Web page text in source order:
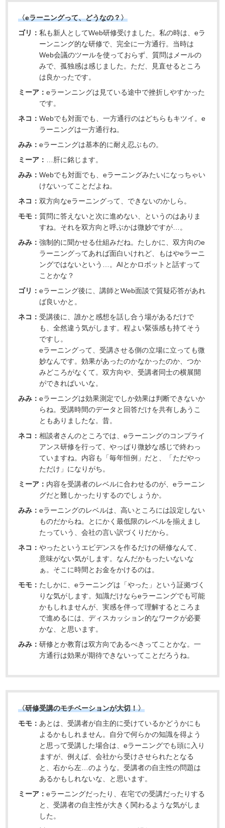
〈eラーニングって、どうなの？〉
ゴリ：私も新人としてWeb研修受けました。私の時は、eラ
ーンニング的な研修で、完全に一方通行。当時は
Web会議のツールを使っておらず、質問はメールの
みで、孤独感は感じました。ただ、見直せるところ
は良かったです。
ミーア：eラーンニングは見ている途中で挫折しやすかった
です。
ネコ：Webでも対面でも、一方通行のはどちらもキツイ。e
ラーニングは一方通行ね。
みみ：eラーニングは基本的に耐え忍ぶもの。
ミーア：
…肝に銘じます。
みみ：Webでも対面でも、eラーニングみたいになっちゃい
けないってことだよね。
ネコ：双方向なeラーニングって、できないのかしら。
モモ：質問に答えないと次に進めない、というのはありま
すね。それを双方向と呼ぶかは微妙ですが…。
みみ：強制的に聞かせる仕組みだね。たしかに、双方向のe
ラーニングってあれば面白いけれど、もはやeラーニ
ングではないという…。AIとかロボットと話すって
ことかな？
ゴリ：eラーニング後に、講師とWeb面談で質疑応答があれ
ば良いかと。
ネコ：受講後に、誰かと感想を話し合う場があるだけで
も、全然違う気がします。程よい緊張感も持てそう
ですし。
eラーニングって、受講させる側の立場に立っても微
妙なんです。効果があったのかなかったのか、つか
みどころがなくて。双方向や、受講者同士の横展開
ができればいいな。
みみ：eラーニングは効果測定でしか効果は判断できないか
らね。受講時間のデータと回答だけを共有しあうこ
ともありましたな。昔。
ネコ：相談者さんのところでは、eラーニングのコンプライ
アンス研修を行って、やっぱり微妙な感じで終わっ
ていますね。内容も「毎年恒例」だと、「ただやっ
ただけ」になりがち。
ミーア： 内容を受講者のレベルに合わせるのが、eラーニン
グだと難しかったりするのでしょうか。
みみ：eラーニングのレベルは、高いところには設定しない
ものだからね。とにかく最低限のレベルを揃えまし
たっていう、会社の言い訳づくりだから。
ネコ：やったというエビデンスを作るだけの研修なんて、
意味がない気がします。なんだかもったいないな
ぁ。そこに時間とお金をかけるのは。
モモ： たしかに、eラーニングは「やった」という証拠づく
りな気がします。知識だけならeラーニングでも可能
かもしれませんが、実感を伴って理解するところま
で進めるには、ディスカッション的なワークが必要
かな、と思います。
みみ：研修とか教育は双方向であるべきってことかな。一
方通行は効果が期待できないってことだろうね。
〈研修受講のモチベーションが大切！〉
モモ： あとは、受講者が自主的に受けているかどうかにも
よるかもしれません。自分で何らかの知識を得よう
と思って受講した場合は、eラーニングでも頭に入り
ますが、例えば、会社から受けさせられたとなる
と、右から左…のような。受講者の自主性の問題は
あるかもしれないな、と思います。
ミーア：eラーニングだったり、在宅での受講だったりする
と、受講者の自主性が大きく関わるような気がしま
した。